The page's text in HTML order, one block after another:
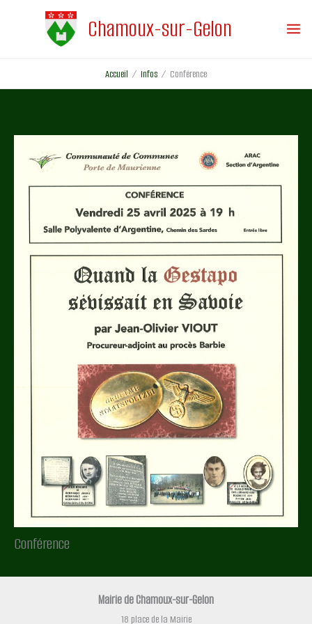
Chamoux-sur-Gelon
Accueil Infos Conférence
Conférence
Mairie de Chamoux-sur-Gelon
18 place de la Mairie